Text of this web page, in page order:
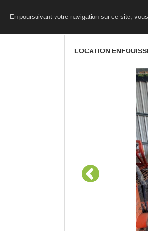
En poursuivant votre navigation sur ce site,
LOCATION